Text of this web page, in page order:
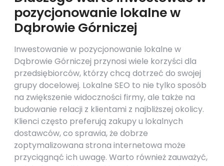
pozycjonowanie lokalne w
Dąbrowie Górniczej
Inwestowanie w pozycjonowanie lokalne w
Dąbrowie Górniczej przynosi wiele korzyści dla
przedsiębiorców, którzy chcą dotrzeć do swojej
grupy docelowej. Lokalne SEO to nie tylko sposób
na zwiększenie widoczności firmy, ale także na
budowanie relacji z klientami z najbliższej okolicy.
Klienci często preferują zakupy u lokalnych
dostawców, co sprawia, że dobrze
zoptymalizowana strona internetowa może
przyciągnąć ich uwagę. Warto również zauważyć,